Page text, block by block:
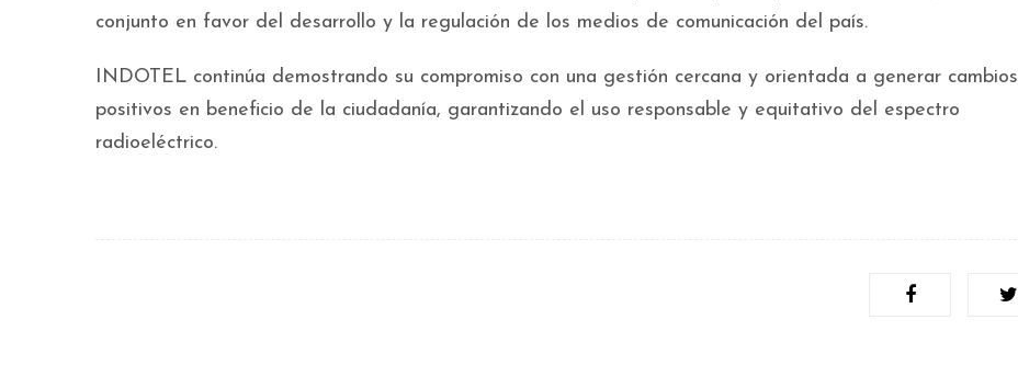
conjunto en favor del desarrollo y la regulación de los medios de comunicación del país.
INDOTEL continúa demostrando su compromiso con una gestión cercana y orientada a generar cambios
positivos en beneficio de la ciudadanía, garantizando el uso responsable y equitativo del espectro
radioeléctrico.